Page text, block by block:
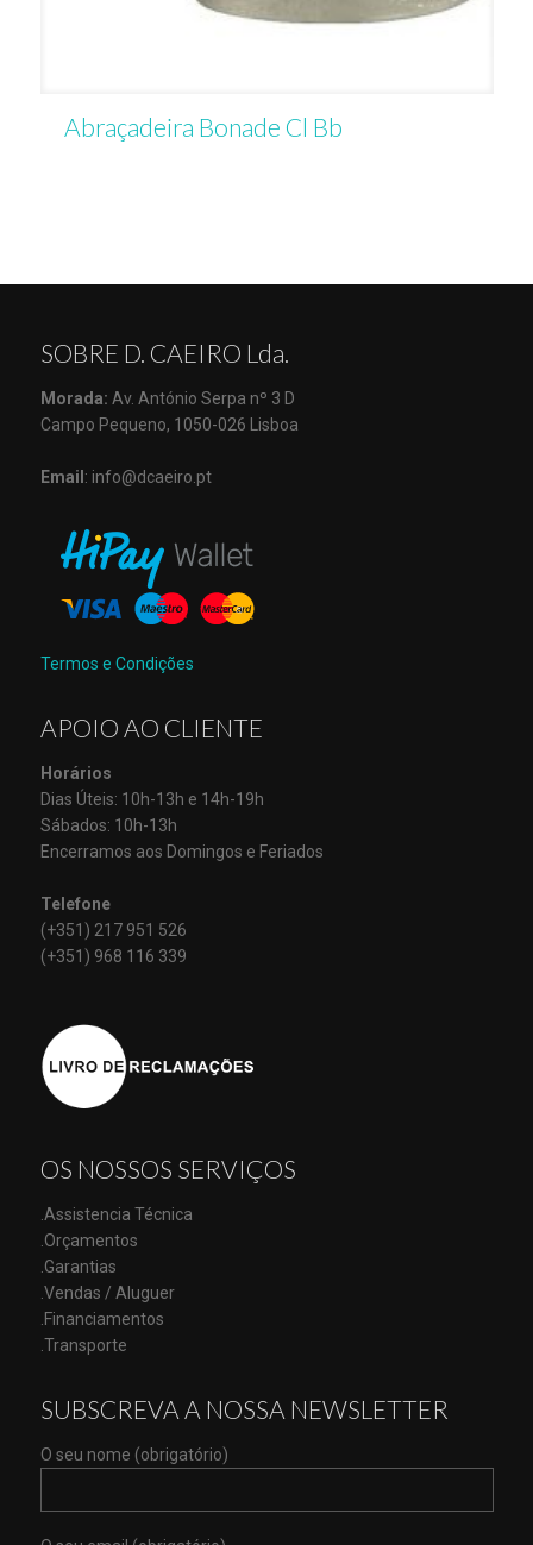
Abraçadeira Bonade Cl Bb
SOBRE D. CAEIRO Lda.
Morada: Av. António Serpa nº 3 D
Campo Pequeno, 1050-026 Lisboa
Email : info@dcaeiro.pt
Termos e Condições
APOIO AO CLIENTE
Horários
Dias Úteis: 10h-13h e 14h-19h
Sábados: 10h-13h
Encerramos aos Domingos e Feriados
Telefone
(+351) 217 951 526
(+351) 968 116 339
OS NOSSOS SERVIÇOS
.Assistencia Técnica
.Orçamentos
.Garantias
.Vendas / Aluguer
.Financiamentos
.Transporte
SUBSCREVA A NOSSA NEWSLETTER
O seu nome (obrigatório)